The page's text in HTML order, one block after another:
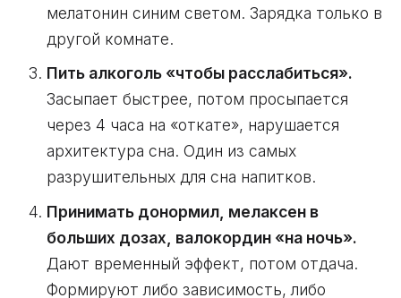
мелатонин синим светом. Зарядка только в
другой комнате.
Пить алкоголь «чтобы расслабиться».
Засыпает быстрее, потом просыпается
через 4 часа на «откате», нарушается
архитектура сна. Один из самых
разрушительных для сна напитков.
Принимать донормил, мелаксен в
больших дозах, валокордин «на ночь».
Дают временный эффект, потом отдача.
Формируют либо зависимость, либо